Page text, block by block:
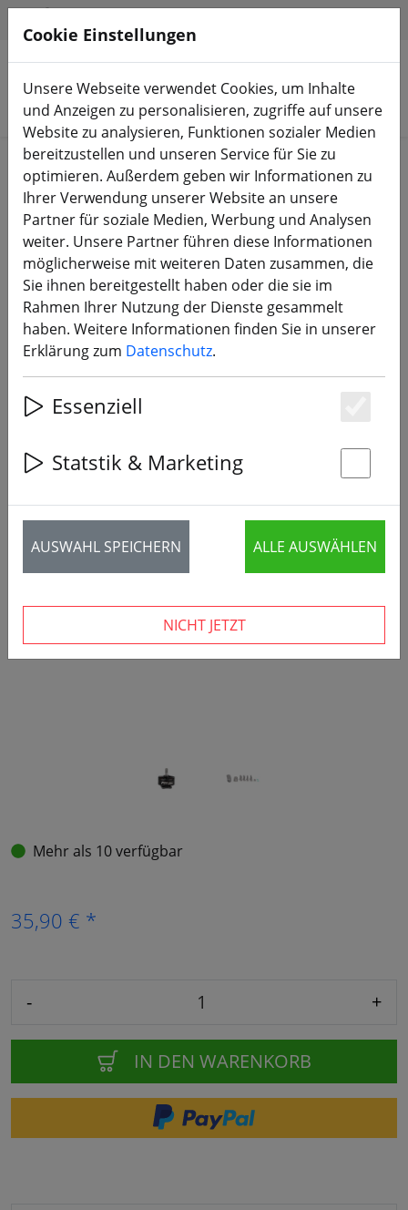
Produkte suchen
Start Bauteile Motoren
T-Motor F100 1100KV FPV Copter
Motor
‹ ›
Mehr als 10 verfügbar
35,90 € *
- +
IN DEN WARENKORB
Cookie Einstellungen
Unsere Webseite verwendet Cookies, um Inhalte
und Anzeigen zu personalisieren, zugriffe auf unsere
Website zu analysieren, Funktionen sozialer Medien
bereitzustellen und unseren Service für Sie zu
optimieren. Außerdem geben wir Informationen zu
Ihrer Verwendung unserer Website an unsere
Partner für soziale Medien, Werbung und Analysen
weiter. Unsere Partner führen diese Informationen
möglicherweise mit weiteren Daten zusammen, die
Sie ihnen bereitgestellt haben oder die sie im
Rahmen Ihrer Nutzung der Dienste gesammelt
haben. Weitere Informationen finden Sie in unserer
Erklärung zum Datenschutz.
Essenziell
Statstik & Marketing
AUSWAHL SPEICHERN ALLE AUSWÄHLEN
NICHT JETZT